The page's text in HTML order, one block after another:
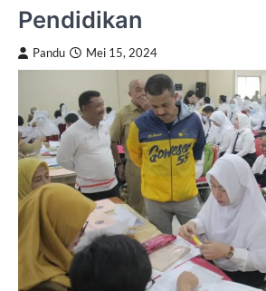
Pendidikan
Pandu Mei 15, 2024